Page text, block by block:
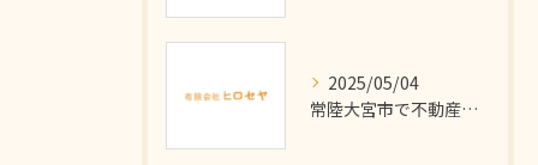
2025/05/04
常陸大宮市で不動産購入～住宅ローン その２～